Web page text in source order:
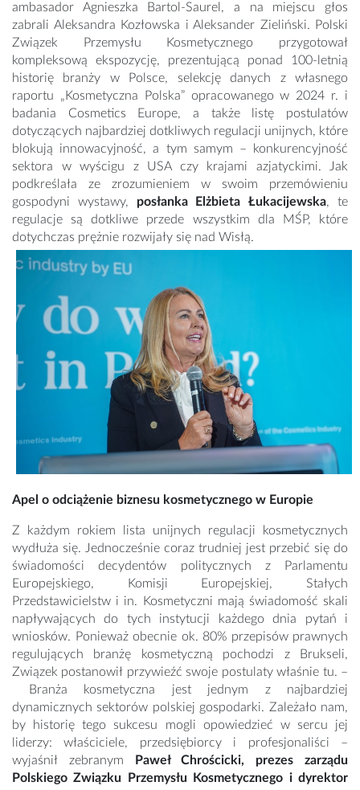
ambasador Agnieszka Bartol-Saurel, a na miejscu głos
zabrali Aleksandra Kozłowska i Aleksander Zieliński. Polski
Związek Przemysłu Kosmetycznego przygotował
kompleksową ekspozycję, prezentującą ponad 100-letnią
historię branży w Polsce, selekcję danych z własnego
raportu „Kosmetyczna Polska” opracowanego w 2024 r. i
badania Cosmetics Europe, a także listę postulatów
dotyczących najbardziej dotkliwych regulacji unijnych, które
blokują innowacyjność, a tym samym – konkurencyjność
sektora w wyścigu z USA czy krajami azjatyckimi. Jak
podkreślała ze zrozumieniem w swoim przemówieniu
gospodyni wystawy, posłanka Elżbieta Łukacijewska, te
regulacje są dotkliwe przede wszystkim dla MŚP, które
dotychczas prężnie rozwijały się nad Wisłą.
Apel o odciążenie biznesu kosmetycznego w Europie
Z każdym rokiem lista unijnych regulacji kosmetycznych
wydłuża się. Jednocześnie coraz trudniej jest przebić się do
świadomości decydentów politycznych z Parlamentu
Europejskiego, Komisji Europejskiej, Stałych
Przedstawicielstw i in. Kosmetyczni mają świadomość skali
napływających do tych instytucji każdego dnia pytań i
wniosków. Ponieważ obecnie ok. 80% przepisów prawnych
regulujących branżę kosmetyczną pochodzi z Brukseli,
Związek postanowił przywieźć swoje postulaty właśnie tu. –
Branża kosmetyczna jest jednym z najbardziej
dynamicznych sektorów polskiej gospodarki. Zależało nam,
by historię tego sukcesu mogli opowiedzieć w sercu jej
liderzy: właściciele, przedsiębiorcy i profesjonaliści –
wyjaśnił zebranym Paweł Chrościcki, prezes zarządu
Polskiego Związku Przemysłu Kosmetycznego i dyrektor